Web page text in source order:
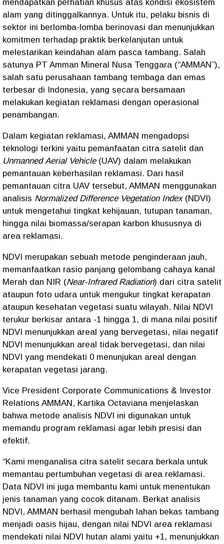
mendapatkan perhatian khusus atas kondisi ekosistem
alam yang ditinggalkannya. Untuk itu, pelaku bisnis di
sektor ini berlomba-lomba berinovasi dan menunjukkan
komitmen terhadap praktik berkelanjutan untuk
melestarikan keindahan alam pasca tambang. Salah
satunya PT Amman Mineral Nusa Tenggara (“AMMAN”),
salah satu perusahaan tambang tembaga dan emas
terbesar di Indonesia, yang secara bersamaan
melakukan kegiatan reklamasi dengan operasional
penambangan.
Dalam kegiatan reklamasi, AMMAN mengadopsi
teknologi terkini yaitu pemanfaatan citra satelit dan
Unmanned Aerial Vehicle (UAV) dalam melakukan
pemantauan keberhasilan reklamasi. Dari hasil
pemantauan citra UAV tersebut, AMMAN menggunakan
analisis Normalized Difference Vegetation Index (NDVI)
untuk mengetahui tingkat kehijauan, tutupan tanaman,
hingga nilai biomassa/serapan karbon khususnya di
area reklamasi.
NDVI merupakan sebuah metode penginderaan jauh,
memanfaatkan rasio panjang gelombang cahaya kanal
Merah dan NIR (Near-Infrared Radiation) dari citra satelit
ataupun foto udara untuk mengukur tingkat kerapatan
ataupun kesehatan vegetasi suatu wilayah. Nilai NDVI
terukur berkisar antara -1 hingga 1, di mana nilai positif
NDVI menunjukkan areal yang bervegetasi, nilai negatif
NDVI menunjukkan areal tidak bervegetasi, dan nilai
NDVI yang mendekati 0 menunjukan areal dengan
kerapatan vegetasi jarang.
Vice President Corporate Communications & Investor
Relations AMMAN, Kartika Octaviana menjelaskan
bahwa metode analisis NDVI ini digunakan untuk
memandu program reklamasi agar lebih presisi dan
efektif.
“Kami menganalisa citra satelit secara berkala untuk
memantau pertumbuhan vegetasi di area reklamasi.
Data NDVI ini juga membantu kami untuk menentukan
jenis tanaman yang cocok ditanam. Berkat analisis
NDVI, AMMAN berhasil mengubah lahan bekas tambang
menjadi oasis hijau, dengan nilai NDVI area reklamasi
mendekati nilai NDVI hutan alami yaitu +1, menunjukkan